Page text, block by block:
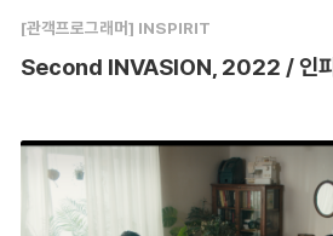
[관객프로그래머] INSPIRIT